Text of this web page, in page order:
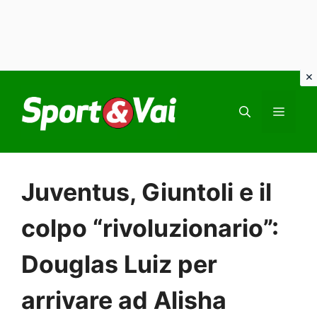
contenuto
Juventus, Giuntoli e il
colpo “rivoluzionario”:
Douglas Luiz per
arrivare ad Alisha